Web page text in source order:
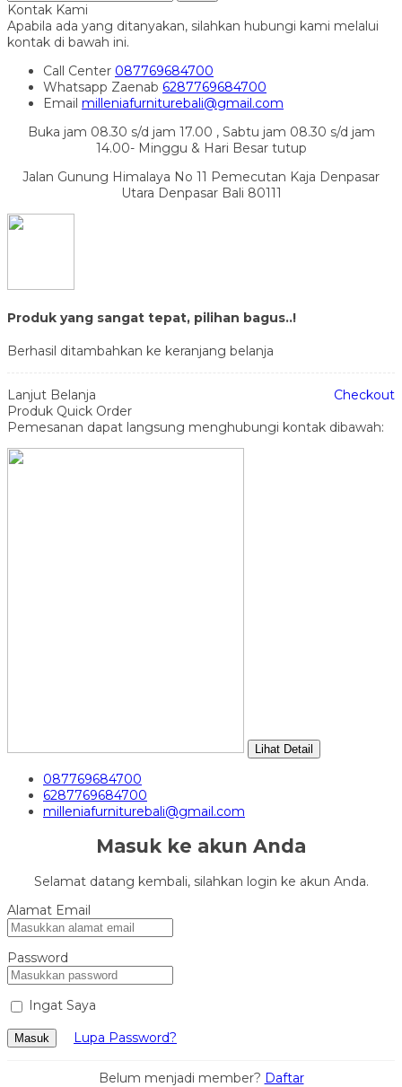
Kontak Kami
Apabila ada yang ditanyakan, silahkan hubungi kami melalui
kontak di bawah ini.
Call Center 087769684700
Whatsapp Zaenab 6287769684700
Email milleniafurniturebali@gmail.com
Buka jam 08.30 s/d jam 17.00 , Sabtu jam 08.30 s/d jam
14.00- Minggu & Hari Besar tutup
Jalan Gunung Himalaya No 11 Pemecutan Kaja Denpasar
Utara Denpasar Bali 80111
Produk yang sangat tepat, pilihan bagus..!
Berhasil ditambahkan ke keranjang belanja
Lanjut Belanja
Checkout
Produk Quick Order
Pemesanan dapat langsung menghubungi kontak dibawah:
Lihat Detail
087769684700
6287769684700
milleniafurniturebali@gmail.com
Masuk ke akun Anda
Selamat datang kembali, silahkan login ke akun Anda.
Alamat Email
Password
Ingat Saya
Masuk Lupa Password?
Belum menjadi member? Daftar